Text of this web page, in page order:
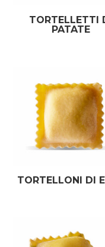
TORTELLETTI
PATATE
TORTELLONI DI